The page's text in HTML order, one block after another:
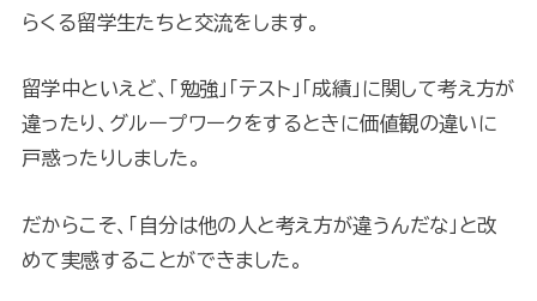
らくる留学生たちと交流をします。
留学中といえど、「勉強」「テスト」「成績」に関して考え方が
違ったり、グループワークをするときに価値観の違いに
戸惑ったりしました。
だからこそ、「自分は他の人と考え方が違うんだな」と改
めて実感することができました。